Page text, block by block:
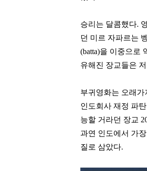
승리는 달콤했다.
던 미르 자파르는
(batta)을 이중으로
유해진 장교들은
부귀영화는 오래가
인도회사 재정 파
능할 거라던 장교
과연 인도에서 가
질로 삼았다.